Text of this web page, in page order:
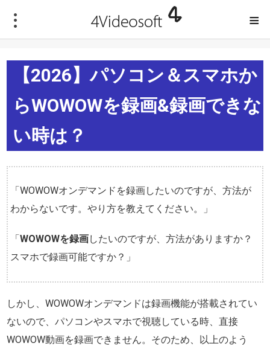
≡
【2026】パソコン＆スマホか
らWOWOWを録画&録画できな
い時は？
「WOWOWオンデマンドを録画したいのですが、方法が
わからないです。やり方を教えてください。」
「WOWOWを録画したいのですが、方法がありますか？
スマホで録画可能ですか？」
しかし、WOWOWオンデマンドは録画機能が搭載されてい
ないので、パソコンやスマホで視聴している時、直接
WOWOW動画を録画できません。そのため、以上のよう